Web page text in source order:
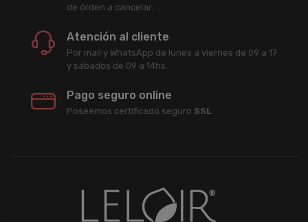
de órden a cancelar.
Atención al cliente
Por mail y WhatsApp de lunes a viernes de 09 a 17
y sábados de 09 a 14hs.
Pago seguro online
Poseemos certificado seguro SSL